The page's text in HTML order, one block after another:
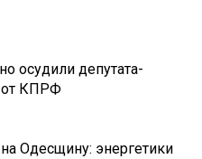
осудили депутата-
от КПРФ
Одесщину: энергетики